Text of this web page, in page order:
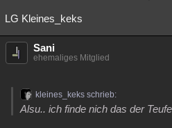
LG Kleines_keks
Sani
ehemaliges Mitglied
kleines_keks schrieb:
Alsu.. ich finde nich das der